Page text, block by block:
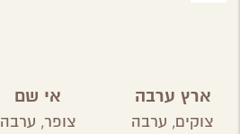
ארץ ערבה
צוקים, ערבה
אי שם
צופר, ערבה